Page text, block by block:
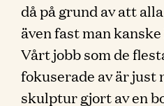
då på grund av att
även fast man
Vårt jobb som de
fokuserade av är just
skulptur gjort av en